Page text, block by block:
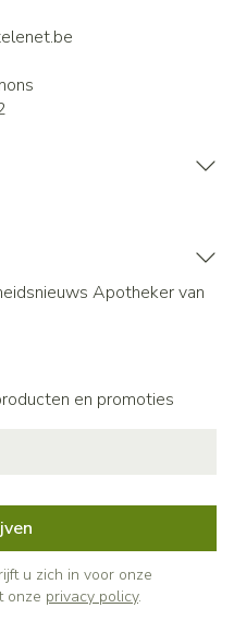
Apotheker van
en promoties
u zich in voor onze
onze privacy policy.